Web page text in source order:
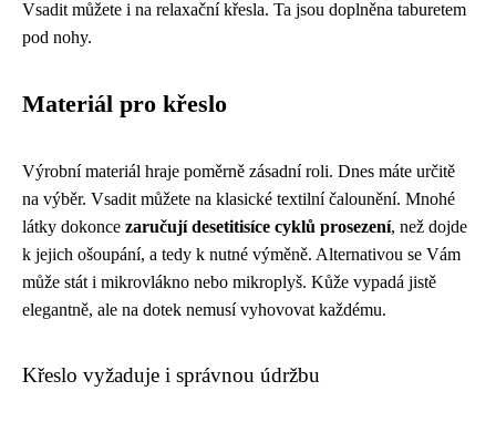
Vsadit můžete i na relaxační křesla. Ta jsou doplněna taburetem
pod nohy.
Materiál pro křeslo
Výrobní materiál hraje poměrně zásadní roli. Dnes máte určitě
na výběr. Vsadit můžete na klasické textilní čalounění. Mnohé
látky dokonce zaručují desetitisíce cyklů prosezení, než dojde
k jejich ošoupání, a tedy k nutné výměně. Alternativou se Vám
může stát i mikrovlákno nebo mikroplyš. Kůže vypadá jistě
elegantně, ale na dotek nemusí vyhovovat každému.
Křeslo vyžaduje i správnou údržbu